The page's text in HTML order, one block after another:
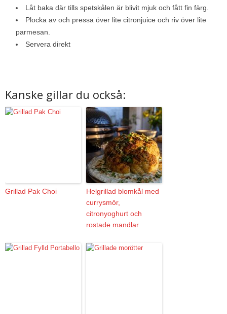
Låt baka där tills spetskålen är blivit mjuk och fått fin färg.
Plocka av och pressa över lite citronjuice och riv över lite
parmesan.
Servera direkt
Kanske gillar du också:
Grillad Pak Choi
Helgrillad blomkål med
currysmör,
citronyoghurt och
rostade mandlar